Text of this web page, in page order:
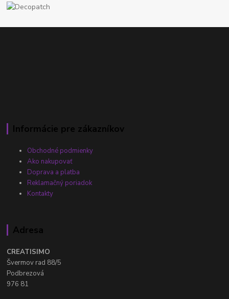
Informácie pre zákazníkov
Obchodné podmienky
Ako nakupovať
Doprava a platba
Reklamačný poriadok
Kontakty
Adresa
CREATISIMO
Švermov rad 88/5
Podbrezová
976 81